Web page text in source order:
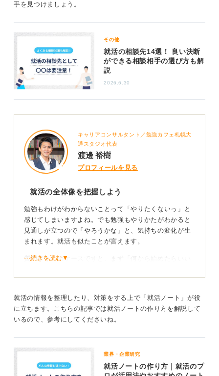
手を見つけましょう。
その他
就活の相談先14選！ 良い決断
ができる相談相手の選び方も解
説
2026.6.30
キャリアコンサルタント／勉強カフェ札幌大
通スタジオ代表
渡邊 裕樹
プロフィールを見る
就活の全体像を把握しよう
勉強もわけがわからないことって「やりたくないっ」と
感じてしまいますよね。でも勉強もやりかたがわかると
見通しが立つので「やろうかな」と、気持ちの変化が生
まれます。就活も似たことが言えます。
質問者さんのケースですと、まず「何から始めたらいい
いいのかわかる」ようにすることが今の悩みを解決する
そのために「就活の全体像」を知ることです。エントリ
ーシートとかインターンとか、そういう個別のフレーズ
う。
まず2〜3の就活サイトに登録してみてください。そのサ
イト内に就活のスケジュールがわかる図や、やるべきこ
⋯続きを読む▼
就活の情報を整理したり、対策をする上で「就活ノート」が役
に立ちます。こちらの記事では就活ノートの作り方を解説して
いるので、参考にしてくださいね。
業界・企業研究
就活ノートの作り方｜就活のプ